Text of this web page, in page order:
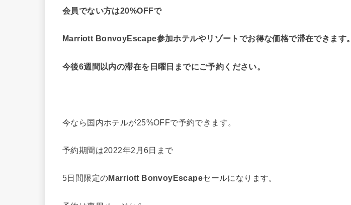
会員でない方は20%OFFで
Marriott BonvoyEscape参加ホテルやリゾートでお得な価格で滞在できます。
今後6週間以内の滞在を日曜日までにご予約ください。
今なら国内ホテルが25%OFFで予約できます。
予約期間は2022年2月6日まで
5日間限定のMarriott BonvoyEscapeセールになります。